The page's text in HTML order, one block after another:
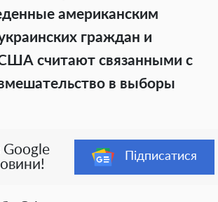
американским
граждан и
считают связанными с
в выборы
Google
Підписатися